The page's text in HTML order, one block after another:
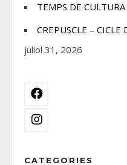
TEMPS DE
CREPUSCLE – CICLE
juliol 31, 2026
CATEGORIES